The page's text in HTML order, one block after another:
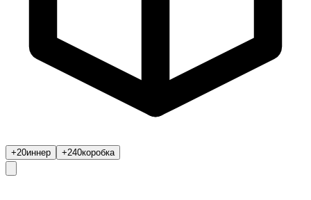
+20иннер +240коробка